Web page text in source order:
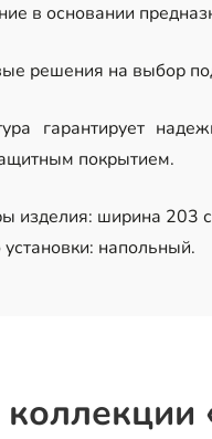
в основании
решения на выбор
гарантирует
покрытием.
изделия: ширина 203
напольный.